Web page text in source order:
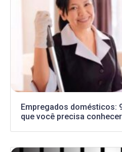
Empregados domésticos:
que você precisa conhecer